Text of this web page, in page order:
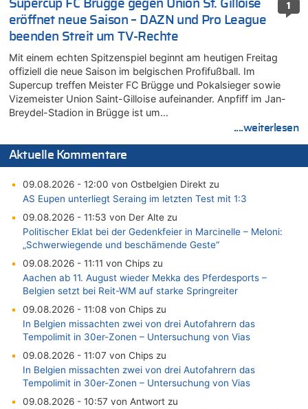
1
Supercup FC Brügge gegen Union St. Gilloise
eröffnet neue Saison – DAZN und Pro League
beenden Streit um TV-Rechte
Mit einem echten Spitzenspiel beginnt am heutigen Freitag
offiziell die neue Saison im belgischen Profifußball. Im
Supercup treffen Meister FC Brügge und Pokalsieger sowie
Vizemeister Union Saint-Gilloise aufeinander. Anpfiff im Jan-
Breydel-Stadion in Brügge ist um…
....weiterlesen
Aktuelle Kommentare
09.08.2026 - 12:00 von Ostbelgien Direkt zu
AS Eupen unterliegt Seraing im letzten Test mit 1:3
09.08.2026 - 11:53 von Der Alte zu
Politischer Eklat bei der Gedenkfeier in Marcinelle – Meloni:
„Schwerwiegende und beschämende Geste“
09.08.2026 - 11:11 von Chips zu
Aachen ab 11. August wieder Mekka des Pferdesports –
Belgien setzt bei Reit-WM auf starke Springreiter
09.08.2026 - 11:08 von Chips zu
In Belgien missachten zwei von drei Autofahrern das
Tempolimit in 30er-Zonen – Untersuchung von Vias
09.08.2026 - 11:07 von Chips zu
In Belgien missachten zwei von drei Autofahrern das
Tempolimit in 30er-Zonen – Untersuchung von Vias
09.08.2026 - 10:57 von Antwort zu